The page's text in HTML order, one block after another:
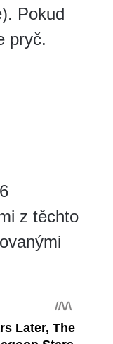
Pokud
pryč.
z těchto